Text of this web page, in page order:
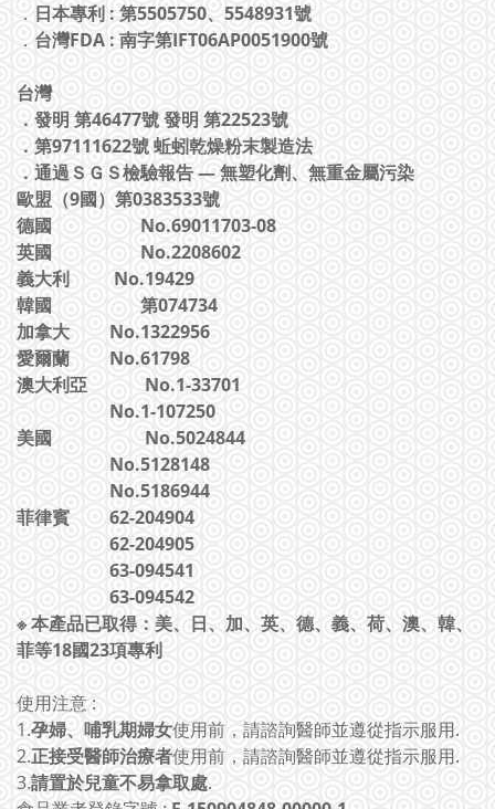
． 日本專利 : 第5505750、5548931號
． 台灣FDA : 南字第IFT06AP0051900號
台灣
． 發明 第46477號 發明 第22523號
． 第97111622號 蚯蚓乾燥粉末製造法
．通過ＳＧＳ檢驗報告 — 無塑化劑、無重金屬污染
歐盟（9國）第0383533號
德國
No.69011703-08
英國
No.2208602
義大利 No.19429
韓國
第074734
加拿大
No.1322956
愛爾蘭
No.61798
澳大利亞
No.1-33701
No.1-107250
美國
No.5024844
No.5128148
No.5186944
菲律賓
62-204904
62-204905
63-094541
63-094542
※ 本產品已取得：美、日、加、英、德、義、荷、澳、韓、
菲等18國23項專利
使用注意 :
1.孕婦、哺乳期婦女使用前，請諮詢醫師並遵從指示服用.
2.正接受醫師治療者使用前，請諮詢醫師並遵從指示服用.
3.請置於兒童不易拿取處.